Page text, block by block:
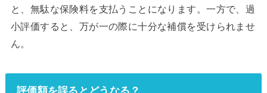
と、無駄な保険料を支払うことになります。一方で、過
小評価すると、万が一の際に十分な補償を受けられませ
ん。
評価額を誤るとどうなる？